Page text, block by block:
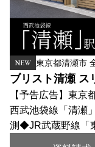
NEW 東京都清瀬市
ブリスト清瀬 ス
【予告広告】東
西武池袋線「清瀬
測◆JR武蔵野線「